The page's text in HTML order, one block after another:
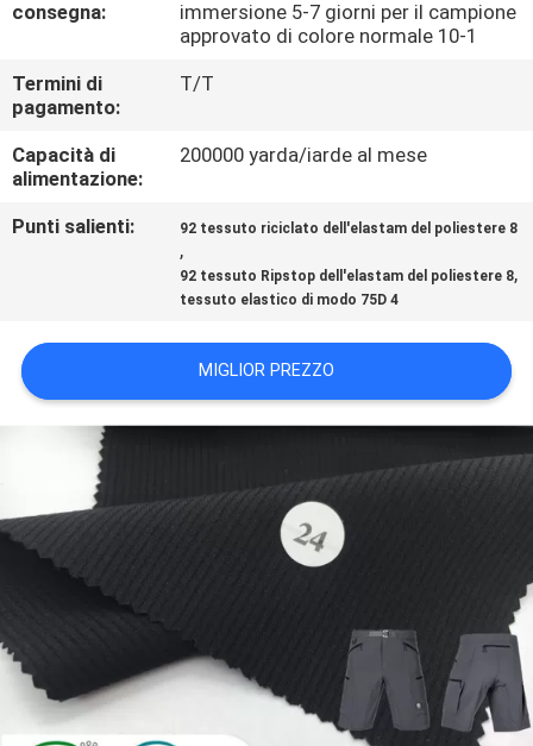
NEWS
SITO
PRIVACY
POLICY
consegna:
immersione 5-7 giorni per il campione
approvato di colore normale 10-1
Termini di
pagamento:
T/T
Capacità di
alimentazione:
200000 yarda/iarde al mese
Punti salienti: 92 tessuto riciclato dell'elastam del poliestere 8
,
92 tessuto Ripstop dell'elastam del poliestere 8,
tessuto elastico di modo 75D 4
MIGLIOR PREZZO